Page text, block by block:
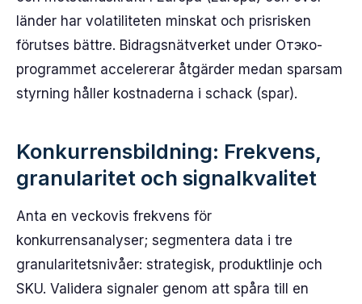
länder har volatiliteten minskat och prisrisken
förutses bättre. Bidragsnätverket under Отэко-
programmet accelererar åtgärder medan sparsam
styrning håller kostnaderna i schack (spar).
Konkurrensbildning: Frekvens,
granularitet och signalkvalitet
Anta en veckovis frekvens för
konkurrensanalyser; segmentera data i tre
granularitetsnivåer: strategisk, produktlinje och
SKU. Validera signaler genom att spåra till en